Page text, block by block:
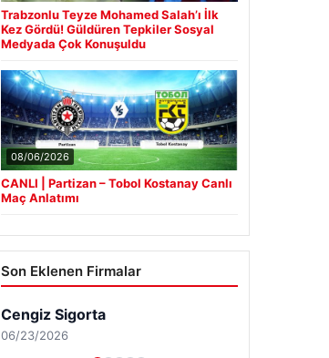
Trabzonlu Teyze Mohamed Salah’ı İlk
Kez Gördü! Güldüren Tepkiler Sosyal
Medyada Çok Konuşuldu
08/06/2026
CANLI | Partizan – Tobol Kostanay Canlı
Maç Anlatımı
Son Eklenen Firmalar
Cengiz Sigorta
06/23/2026